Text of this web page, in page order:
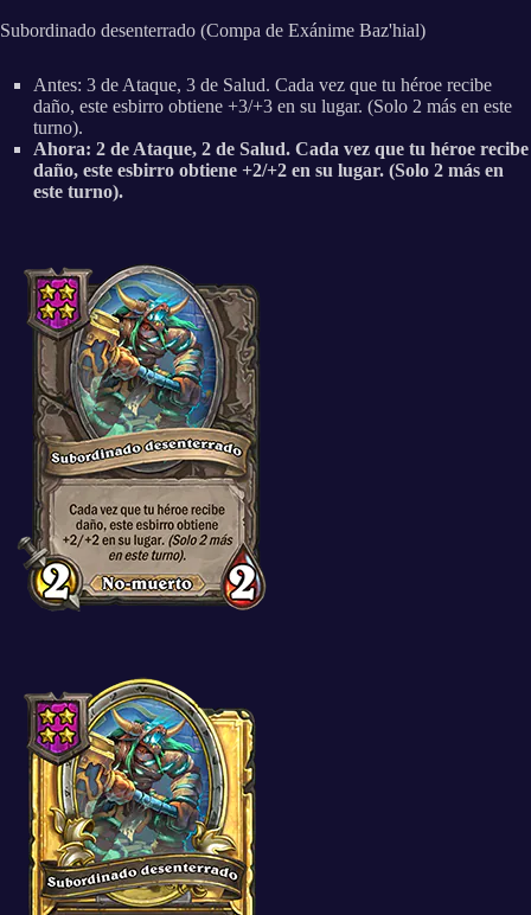
Subordinado desenterrado (Compa de Exánime Baz'hial)
Antes: 3 de Ataque, 3 de Salud. Cada vez que tu héroe recibe
daño, este esbirro obtiene +3/+3 en su lugar. (Solo 2 más en este
turno).
Ahora: 2 de Ataque, 2 de Salud. Cada vez que tu héroe recibe
daño, este esbirro obtiene +2/+2 en su lugar. (Solo 2 más en
este turno).